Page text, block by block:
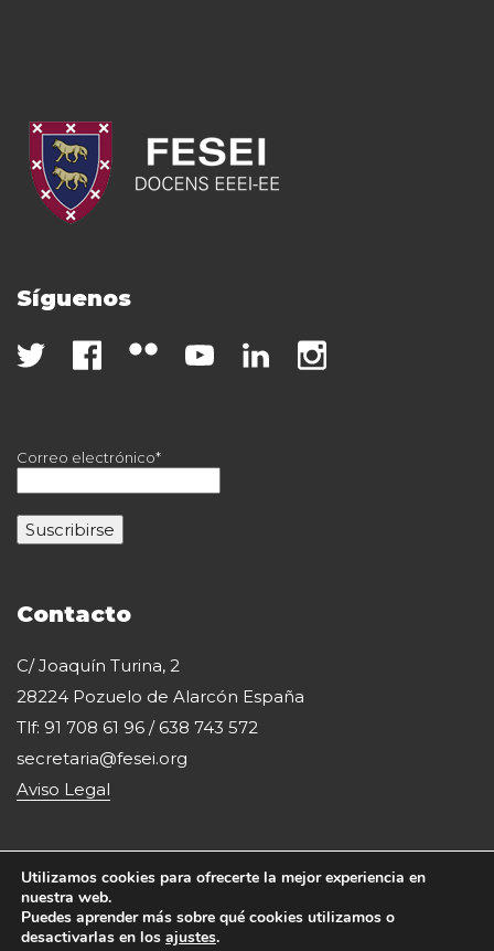
Síguenos
Correo electrónico*
Contacto
C/ Joaquín Turina, 2
28224 Pozuelo de Alarcón España
Tlf: 91 708 61 96 / 638 743 572
secretaria@fesei.org
Aviso Legal
Utilizamos cookies para ofrecerte la mejor experiencia en
nuestra web.
Puedes aprender más sobre qué cookies utilizamos o
desactivarlas en los ajustes.